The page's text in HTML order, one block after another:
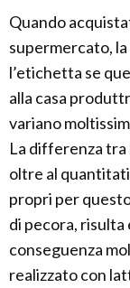
Quando
supermercato,
l’etichetta se
alla casa
variano
La differenza tra
oltre al
propri per
di pecora, risulta
conseguenza
realizzato con